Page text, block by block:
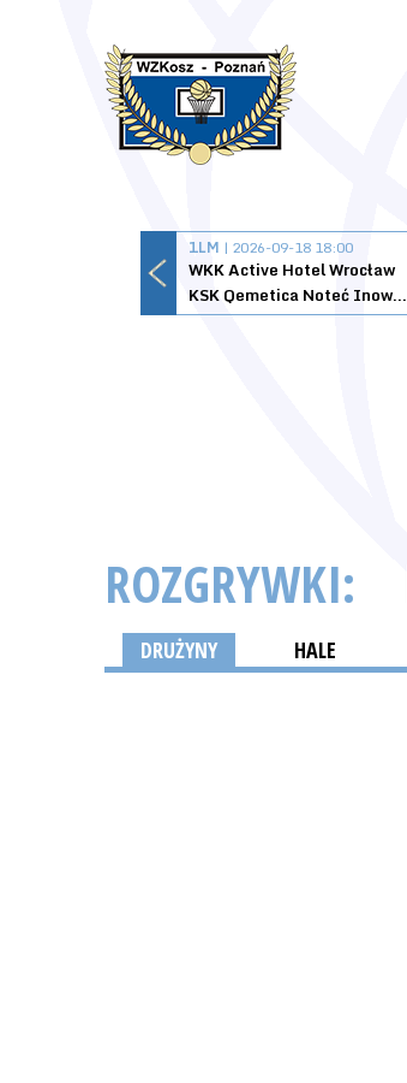
1LM | 2026-09-18 18:00
WKK Active Hotel Wrocław
KSK Qemetica Noteć Inowrocław
ROZGRYWKI:
DRUŻYNY HALE